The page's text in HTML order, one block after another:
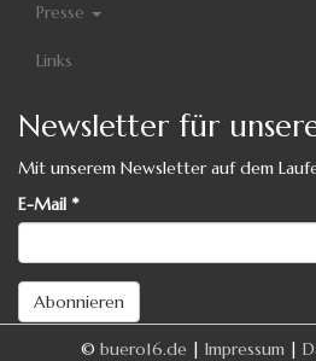
Presse
Links
Newsletter für
Mit unserem Newsletter auf dem
E-Mail *
Abonnieren
© buero16.de | Impressum |